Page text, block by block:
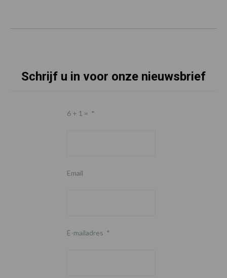
Schrijf u in voor onze nieuwsbrief
6 + 1 = *
Email
E-mailadres *